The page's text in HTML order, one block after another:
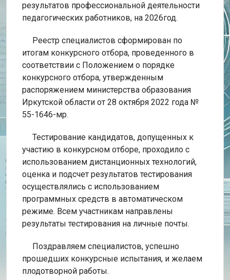
результатов профессиональной деятельности
педагогических работников, на 2026год.
Реестр специалистов сформирован по
итогам конкурсного отбора, проведенного в
соответствии с Положением о порядке
конкурсного отбора, утвержденным
распоряжением министерства образования
Иркутской области от 28 октября 2022 года №
55-1646-мр.
Тестирование кандидатов, допущенных к
участию в конкурсном отборе, проходило с
использованием дистанционных технологий,
оценка и подсчет результатов тестирования
осуществлялись с использованием
программных средств в автоматическом
режиме. Всем участникам направлены
результаты тестирования на личные почты.
Поздравляем специалистов, успешно
прошедших конкурсные испытания, и желаем
плодотворной работы.